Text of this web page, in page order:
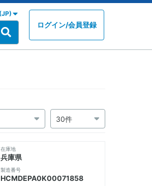
ログイン/会員登録
在庫地
兵庫県
製造番号
HCMDEPA0K00071858